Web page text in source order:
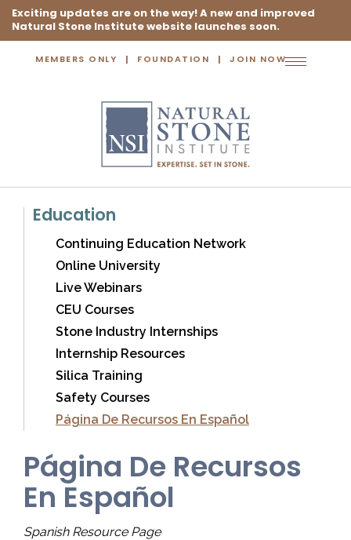
Exciting updates are on the way! A new and improved
Natural Stone Institute website launches soon.
MEMBERS ONLY FOUNDATION JOIN NOW
Toggle
Education
Continuing Education Network
Online University
Live Webinars
CEU Courses
Stone Industry Internships
Internship Resources
Silica Training
Safety Courses
Página De Recursos En Español
Página De Recursos
En Español
Spanish Resource Page